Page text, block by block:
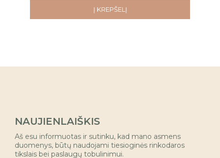
Į KREPŠELĮ
NAUJIENLAIŠKIS
Aš esu informuotas ir sutinku, kad mano asmens
duomenys, būtų naudojami tiesioginės rinkodaros
tikslais bei paslaugų tobulinimui.